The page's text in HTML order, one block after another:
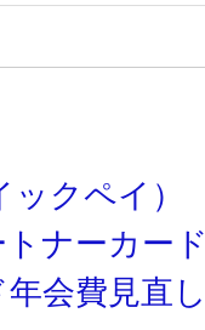
クペイ）
ナーカー
会費見直